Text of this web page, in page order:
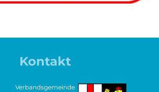
Kontakt
Verbandsgemeinde